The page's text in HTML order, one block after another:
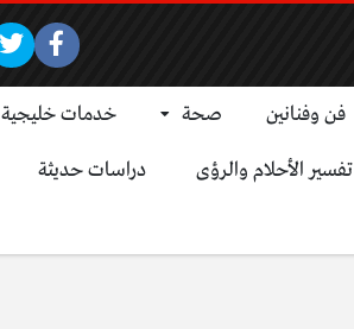
فن وفنانين صحة خدمات خليجية
تفسير الأحلام والرؤى دراسات حديثة